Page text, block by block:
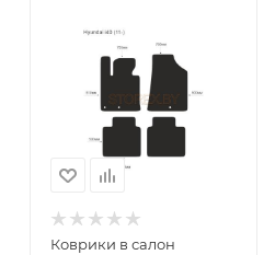
Коврики в салон